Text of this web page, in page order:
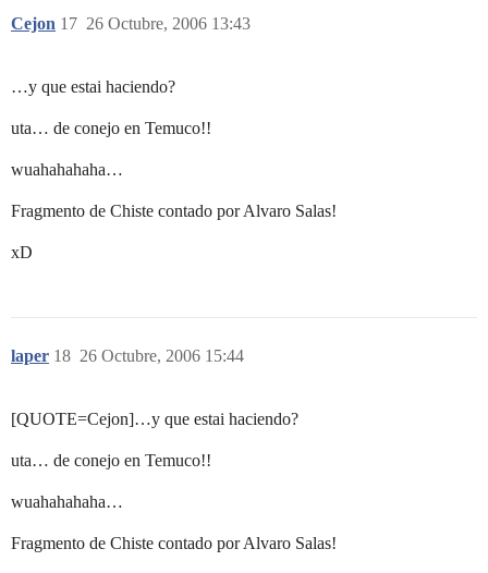
Cejon 26 Octubre, 2006 13:43
17
…y que estai haciendo?
uta… de conejo en Temuco!!
wuahahahaha…
Fragmento de Chiste contado por Alvaro Salas!
xD
laper 26 Octubre, 2006 15:44
18
[QUOTE=Cejon]…y que estai haciendo?
uta… de conejo en Temuco!!
wuahahahaha…
Fragmento de Chiste contado por Alvaro Salas!